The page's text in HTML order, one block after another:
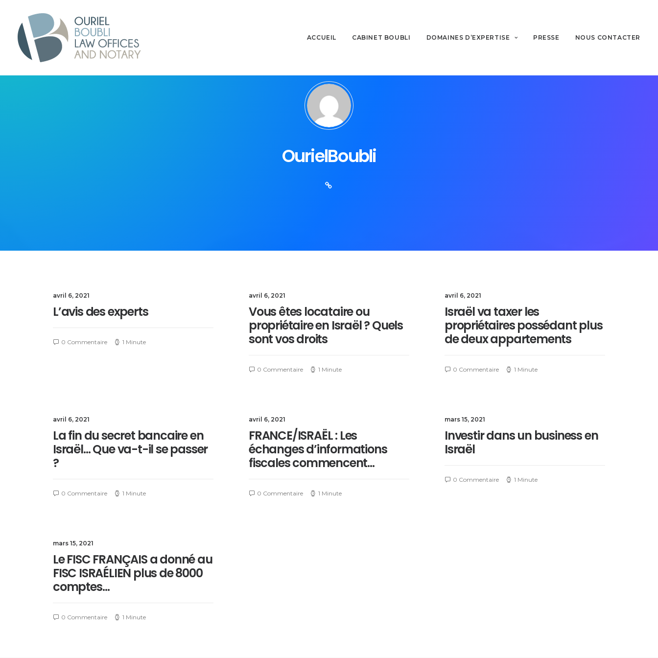
ACCUEIL CABINET BOUBLI DOMAINES D’EXPERTISE PRESSE NOUS CONTACTER
OurielBoubli
avril 6, 2021
L’avis des experts
0 Commentaire 1 Minute
avril 6, 2021
Vous êtes locataire ou
propriétaire en Israël ? Quels
sont vos droits
0 Commentaire 1 Minute
avril 6, 2021
Israël va taxer les
propriétaires possédant plus
de deux appartements
0 Commentaire 1 Minute
avril 6, 2021
La fin du secret bancaire en
Israël… Que va-t-il se passer
?
0 Commentaire 1 Minute
avril 6, 2021
FRANCE/ISRAËL : Les
échanges d’informations
fiscales commencent…
0 Commentaire 1 Minute
mars 15, 2021
Investir dans un business en
Israël
0 Commentaire 1 Minute
mars 15, 2021
Le FISC FRANÇAIS a donné au
FISC ISRAÉLIEN plus de 8000
comptes…
0 Commentaire 1 Minute